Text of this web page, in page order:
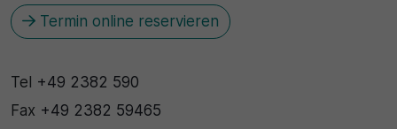
Termin online reservieren
Tel +49 2382 590
Fax +49 2382 59465